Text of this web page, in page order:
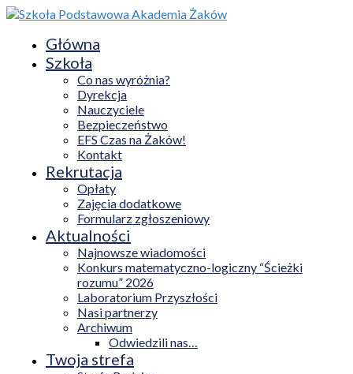
Główna
Szkoła
Co nas wyróżnia?
Dyrekcja
Nauczyciele
Bezpieczeństwo
EFS Czas na Żaków!
Kontakt
Rekrutacja
Opłaty
Zajęcia dodatkowe
Formularz zgłoszeniowy
Aktualności
Najnowsze wiadomości
Konkurs matematyczno-logiczny “Ścieżki
rozumu” 2026
Laboratorium Przyszłości
Nasi partnerzy
Archiwum
Odwiedzili nas…
Twoja strefa